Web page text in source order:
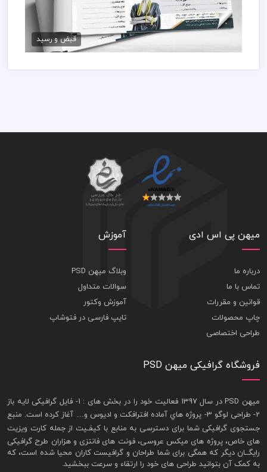
قبض خیاطی لایه باز
79,000 تومان
قبض و رسید
میهن پی اس ادی
درباره ما
تماس با ما
قوانین و مقررات
چاپ محصولات
طراحی اختصاصی
آموزش
وبلاگ میهن PSD
سوالات متداول
آموزش وکتور
تایپ فارسی در فتوشاپ
فروشگاه گرافیکی میهن PSD
ميهن PSD در سال 1397 فعاليت خود را در بخش های : 1-
فايل گرافيکی لايه باز
2- طراحی لوگو 3- پروژه هاي آماده افترافکت و اديوس و… آغاز کرده است. منبع
جستجوی گرافيکی شما برای دسترسی به منابع با کيفـيت از جملهکارت ويزيت
های خاص، پروژه های ميکس عروسی، فونت های فانتزی و هزاران طرح گرافیکی
رايگــان ديگر که همگی برای شما طراحان و گرافيست کاران محيا شده است، که
به کمک آن بتوانيد طراحی های خود را ارتقاء و سرعت ببخشيد.